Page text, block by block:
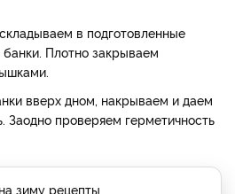
в подготовленные
Плотно закрываем
вверх дном, накрываем и даем
Заодно проверяем герметичность